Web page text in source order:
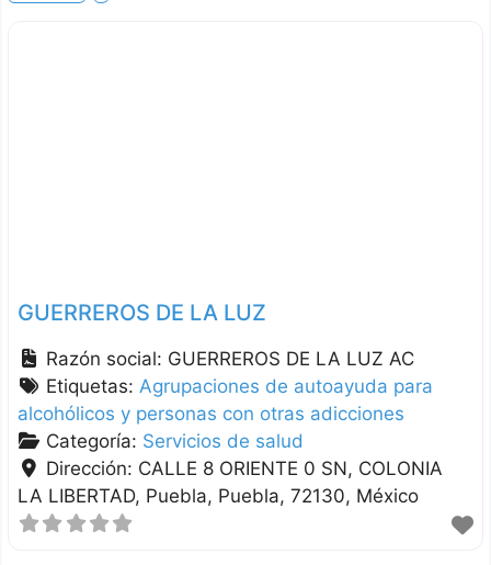
GUERREROS DE LA LUZ
Razón social: GUERREROS DE LA LUZ AC
Etiquetas: Agrupaciones de autoayuda para
alcohólicos y personas con otras adicciones
Categoría: Servicios de salud
Dirección: CALLE 8 ORIENTE 0 SN, COLONIA
LA LIBERTAD Puebla Puebla 72130 México